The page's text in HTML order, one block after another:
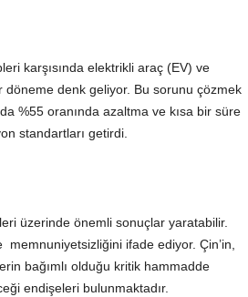
karşısında elektrikli araç (EV) ve
döneme denk geliyor. Bu sorunu çözmek
%55 oranında azaltma ve kısa bir süre
standartları getirdi.
üzerinde önemli sonuçlar yaratabilir.
memnuniyetsizliğini ifade ediyor. Çin’in,
bağımlı olduğu kritik hammadde
endişeleri bulunmaktadır.